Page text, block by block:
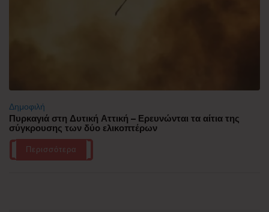
Δημοφιλή
Πυρκαγιά στη Δυτική Αττική – Ερευνώνται τα αίτια της
σύγκρουσης των δύο ελικοπτέρων
Περισσότερα